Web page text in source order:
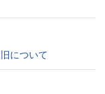
について